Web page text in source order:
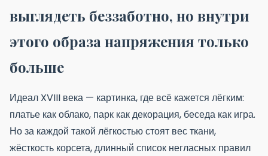
выглядеть беззаботно, но внутри
этого образа напряжения только
больше
Идеал XVIII века — картинка, где всё кажется лёгким:
платье как облако, парк как декорация, беседа как игра.
Но за каждой такой лёгкостью стоят вес ткани,
жёсткость корсета, длинный список негласных правил